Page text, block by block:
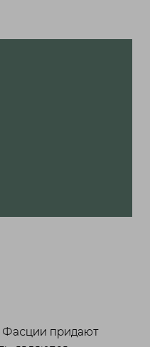
Фасции придают